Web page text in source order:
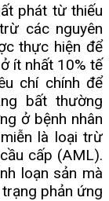
phát từ thiếu
các nguyên
thực hiện để
ít nhất 10% tế
chí chính để
bất thường
ở bệnh nhân
là loại trừ
cấp (AML).
loạn sản mà
phản ứng